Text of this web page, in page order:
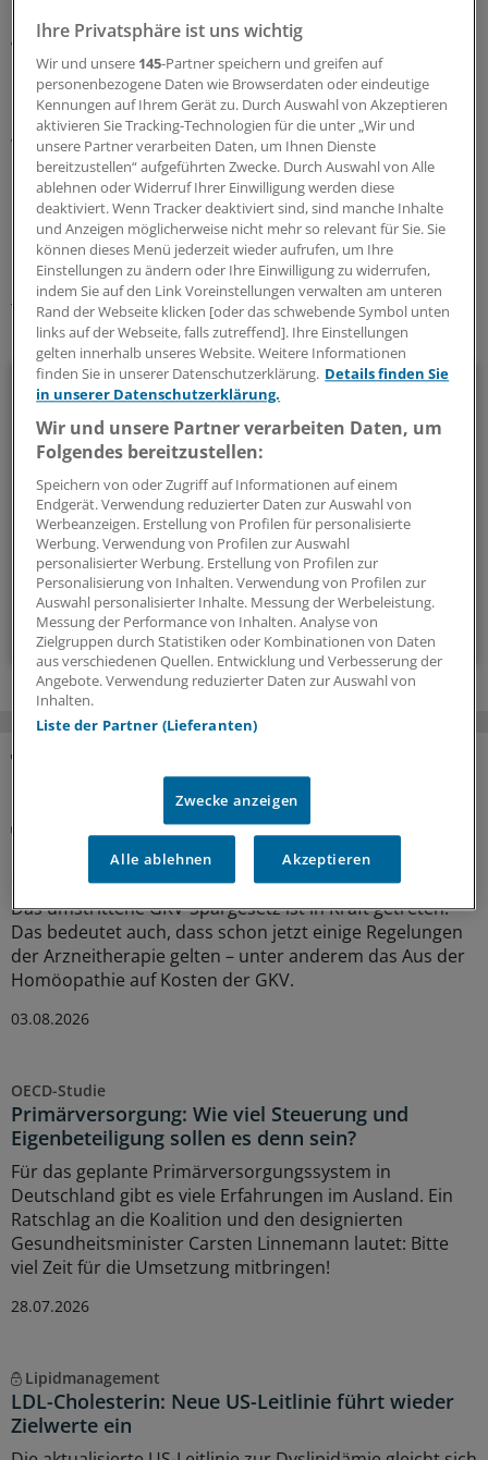
Agenten angesehen werden. Zu den Gründen des
Rauswurfs wurden keine Angaben gemacht. Die
Organisation für medizinische Nothilfe Ärzte ohne
Grenzen mit Hauptsitz in der Schweiz ist seit 1971
weltweit in Krisen- und Kriegsgebieten tätig.(dpa)
0
Schlagworte:
International Flüchtlinge
Ihr Newsletter zum Thema
Politik & Debatte
Mit diesem Newsletter blicken Sie hinter das tägliche
Geschehen in der Gesundheitspolitik. Mit Analysen,
Hintergründen und einem Blick auf Themen, die die Agenda
bestimmen.
14-tägig, donnerstags
Zum Abonnieren bitte anmelden
MEHR ZUM THEMA
Beitragssatzstabilisierungsgesetz
GKV-Spargesetz tritt in Kraft: Welche Neuerungen
sofort greifen
Das umstrittene GKV-Spargesetz ist in Kraft getreten.
Das bedeutet auch, dass schon jetzt einige Regelungen
der Arzneitherapie gelten – unter anderem das Aus der
Homöopathie auf Kosten der GKV.
03.08.2026
OECD-Studie
Primärversorgung: Wie viel Steuerung und
Eigenbeteiligung sollen es denn sein?
Für das geplante Primärversorgungssystem in
Deutschland gibt es viele Erfahrungen im Ausland. Ein
Ratschlag an die Koalition und den designierten
Gesundheitsminister Carsten Linnemann lautet: Bitte
viel Zeit für die Umsetzung mitbringen!
28.07.2026
Lipidmanagement
LDL-Cholesterin: Neue US-Leitlinie führt wieder
Zielwerte ein
Ihre Privatsphäre ist uns wichtig
Wir und unsere 145-Partner speichern und greifen auf
personenbezogene Daten wie Browserdaten oder eindeutige
Kennungen auf Ihrem Gerät zu. Durch Auswahl von Akzeptieren
aktivieren Sie Tracking-Technologien für die unter „Wir und
unsere Partner verarbeiten Daten, um Ihnen Dienste
bereitzustellen“ aufgeführten Zwecke. Durch Auswahl von Alle
ablehnen oder Widerruf Ihrer Einwilligung werden diese
deaktiviert. Wenn Tracker deaktiviert sind, sind manche Inhalte
und Anzeigen möglicherweise nicht mehr so relevant für Sie. Sie
können dieses Menü jederzeit wieder aufrufen, um Ihre
Einstellungen zu ändern oder Ihre Einwilligung zu widerrufen,
indem Sie auf den Link Voreinstellungen verwalten am unteren
Rand der Webseite klicken [oder das schwebende Symbol unten
links auf der Webseite, falls zutreffend]. Ihre Einstellungen
gelten innerhalb unseres Website. Weitere Informationen
finden Sie in unserer Datenschutzerklärung. Details finden Sie
in unserer Datenschutzerklärung.
Wir und unsere Partner verarbeiten Daten, um
Folgendes bereitzustellen:
Speichern von oder Zugriff auf Informationen auf einem
Endgerät. Verwendung reduzierter Daten zur Auswahl von
Werbeanzeigen. Erstellung von Profilen für personalisierte
Werbung. Verwendung von Profilen zur Auswahl
personalisierter Werbung. Erstellung von Profilen zur
Personalisierung von Inhalten. Verwendung von Profilen zur
Auswahl personalisierter Inhalte. Messung der Werbeleistung.
Messung der Performance von Inhalten. Analyse von
Zielgruppen durch Statistiken oder Kombinationen von Daten
aus verschiedenen Quellen. Entwicklung und Verbesserung der
Angebote. Verwendung reduzierter Daten zur Auswahl von
Inhalten.
Liste der Partner (Lieferanten)
Zwecke anzeigen
Alle ablehnen Akzeptieren